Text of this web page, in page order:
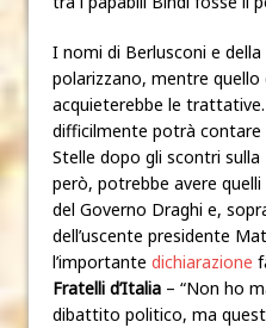
I nomi di Berlusconi e
polarizzano, mentre quello
acquieterebbe le
difficilmente potrà
Stelle dopo gli scontri sulla
però, potrebbe avere
del Governo Draghi e,
dell’uscente presidente
l’importante dichiarazione
Fratelli d’Italia – “Non ho
dibattito politico, ma